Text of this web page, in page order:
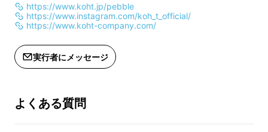
https://www.koht.jp/pebble
https://www.instagram.com/koh_t_official/
https://www.koht-company.com/
実行者にメッセージ
よくある質問